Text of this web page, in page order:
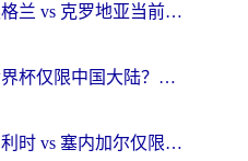
在国外看世界杯英格兰 vs 克罗地亚当前地区不可播放？这篇指南帮你搞定所有海外观赛难题
在海外看央视频世界杯仅限中国大陆？这篇指南帮你解锁中文解说+无卡顿直播
在海外看世界杯比利时 vs 塞内加尔仅限中国大陆？我找到了最流畅的中文解说之路